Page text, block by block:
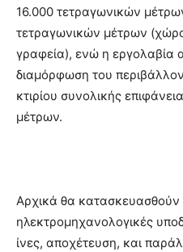
16.000 τετραγωνικών
τετραγωνικών μέτρων
γραφεία), ενώ η εργολαβία
διαμόρφωση του
κτιρίου συνολικής
μέτρων.
Αρχικά θα κατασκευασθούν
ηλεκτρομηχανολογικές
ίνες, αποχέτευση, και